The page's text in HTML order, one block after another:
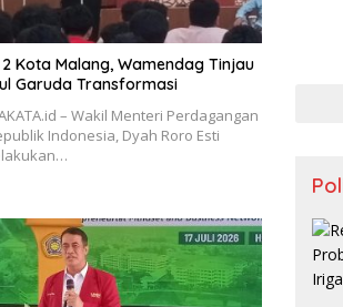
2 Kota Malang, Wamendag Tinjau
Garuda Transformasi
– Wakil Menteri Perdagangan
Indonesia, Dyah Roro Esti